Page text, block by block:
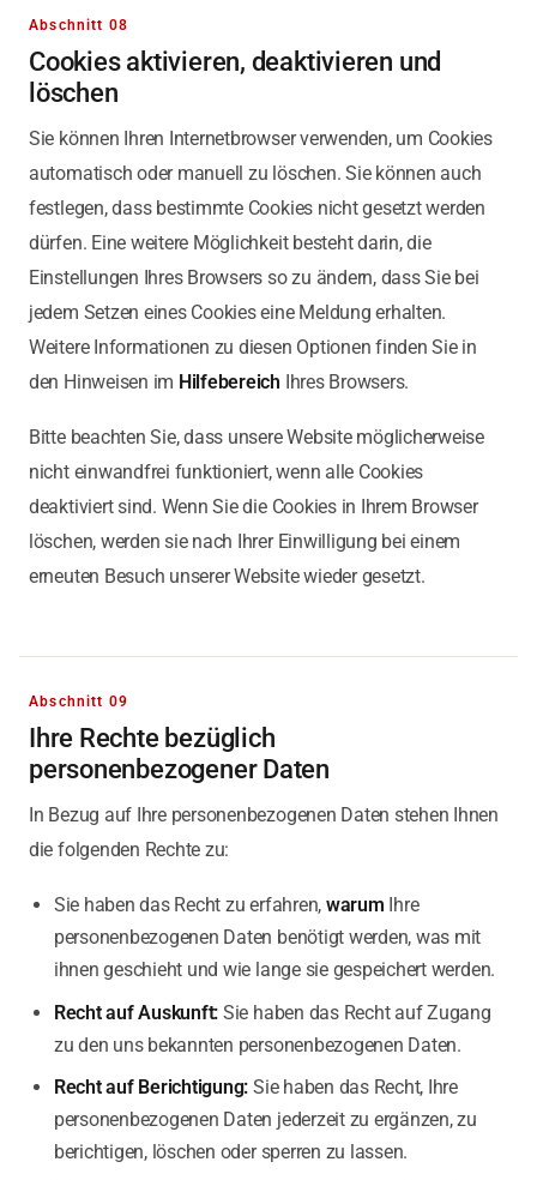
Abschnitt 08
Cookies aktivieren, deaktivieren und
löschen
Sie können Ihren Internetbrowser verwenden, um Cookies
automatisch oder manuell zu löschen. Sie können auch
festlegen, dass bestimmte Cookies nicht gesetzt werden
dürfen. Eine weitere Möglichkeit besteht darin, die
Einstellungen Ihres Browsers so zu ändern, dass Sie bei
jedem Setzen eines Cookies eine Meldung erhalten.
Weitere Informationen zu diesen Optionen finden Sie in
den Hinweisen im Hilfebereich Ihres Browsers.
Bitte beachten Sie, dass unsere Website möglicherweise
nicht einwandfrei funktioniert, wenn alle Cookies
deaktiviert sind. Wenn Sie die Cookies in Ihrem Browser
löschen, werden sie nach Ihrer Einwilligung bei einem
erneuten Besuch unserer Website wieder gesetzt.
Abschnitt 09
Ihre Rechte bezüglich
personenbezogener Daten
In Bezug auf Ihre personenbezogenen Daten stehen Ihnen
die folgenden Rechte zu:
Sie haben das Recht zu erfahren, warum Ihre
personenbezogenen Daten benötigt werden, was mit
ihnen geschieht und wie lange sie gespeichert werden.
Recht auf Auskunft: Sie haben das Recht auf Zugang
zu den uns bekannten personenbezogenen Daten.
Recht auf Berichtigung: Sie haben das Recht, Ihre
personenbezogenen Daten jederzeit zu ergänzen, zu
berichtigen, löschen oder sperren zu lassen.